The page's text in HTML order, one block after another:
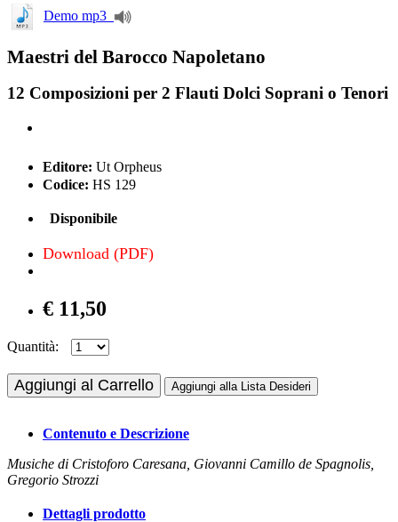
Demo mp3
Maestri del Barocco Napoletano
12 Composizioni per 2 Flauti Dolci Soprani o Tenori
Editore: Ut Orpheus
Codice: HS 129
Disponibile
Download (PDF)
€ 11,50
Quantità:
Aggiungi al Carrello Aggiungi alla Lista Desideri
Contenuto e Descrizione
Musiche di Cristoforo Caresana, Giovanni Camillo de Spagnolis,
Gregorio Strozzi
Dettagli prodotto